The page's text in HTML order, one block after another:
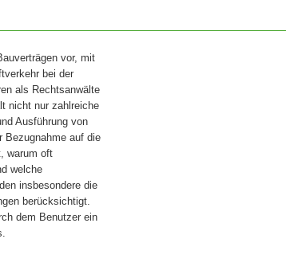
vor, mit
bei der
als Rechtsanwälte
nicht nur zahlreiche
Ausführung von
Bezugnahme auf die
warum oft
welche
insbesondere die
berücksichtigt.
dem Benutzer ein